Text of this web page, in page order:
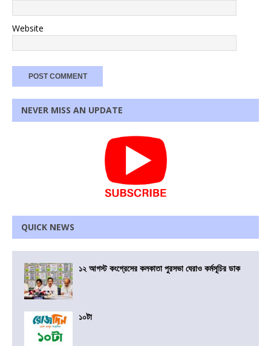
Website
NEVER MISS AN UPDATE
QUICK NEWS
১২ আগস্ট কংগ্রেসের কলকাতা পুরসভা ঘেরাও কর্মসূচির ডাক
১০টা